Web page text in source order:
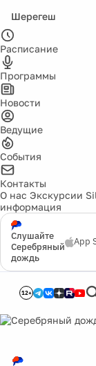
Шерегеш
Расписание
Программы
Новости
Ведущие
События
Контакты
О нас Экскурсии
информация
Слушайте
Серебряный
дождь
App
12+